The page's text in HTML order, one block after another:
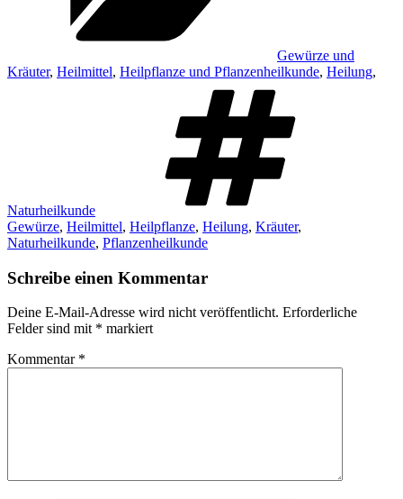
Gewürze und
Kräuter, Heilmittel, Heilpflanze und Pflanzenheilkunde, Heilung,
Naturheilkunde
Gewürze, Heilmittel, Heilpflanze, Heilung, Kräuter,
Naturheilkunde, Pflanzenheilkunde
Schreibe einen Kommentar
Deine E-Mail-Adresse wird nicht veröffentlicht. Erforderliche
Felder sind mit * markiert
Kommentar *